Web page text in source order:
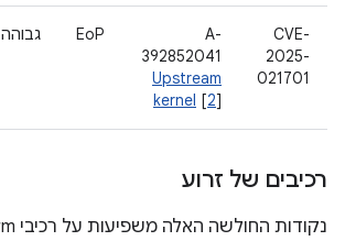
CVE-
2025-
021701
A-
392852041
Upstream
kernel [2]
EoP גבוהה
רכיבים של זרוע